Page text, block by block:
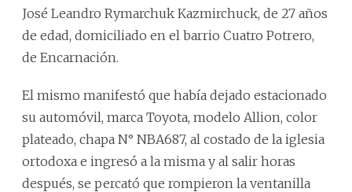
José Leandro Rymarchuk Kazmirchuck, de 27 años
de edad, domiciliado en el barrio Cuatro Potrero,
de Encarnación.
El mismo manifestó que había dejado estacionado
su automóvil, marca Toyota, modelo Allion, color
plateado, chapa N° NBA687, al costado de la iglesia
ortodoxa e ingresó a la misma y al salir horas
después, se percató que rompieron la ventanilla